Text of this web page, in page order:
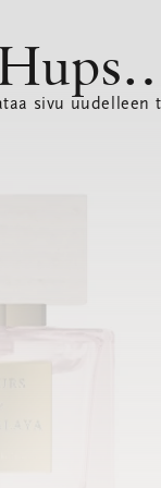
sivu uudelleen